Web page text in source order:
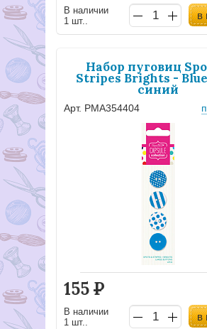
В наличии
1 шт..
в
Набор пуговиц
Stripes Brights -
синий
Арт. PMA354404
155Р
В наличии
1 шт..
в